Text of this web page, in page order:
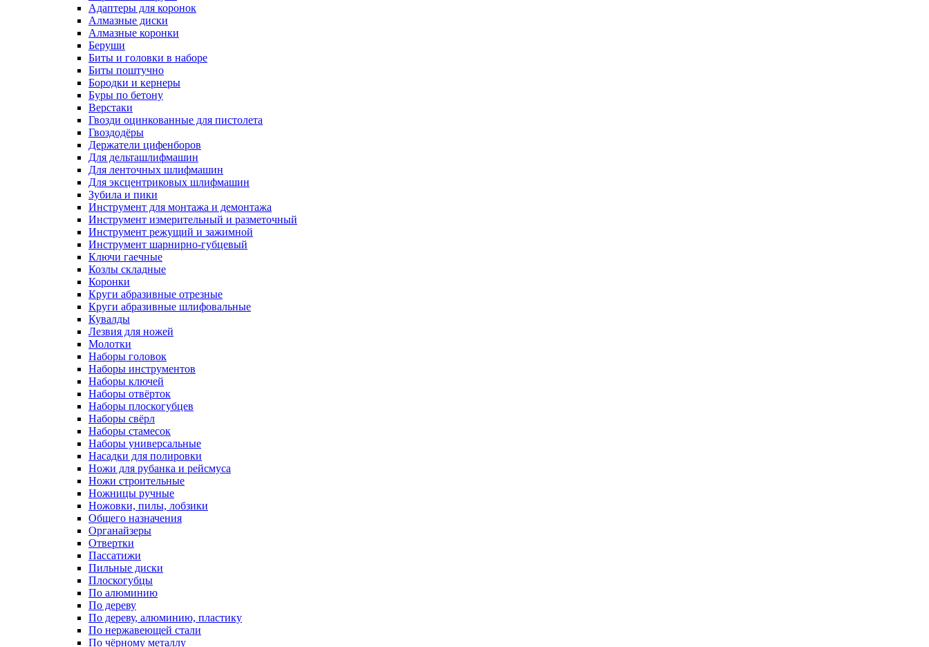
Адаптеры для коронок
Алмазные диски
Алмазные коронки
Беруши
Биты и головки в наборе
Биты поштучно
Бородки и кернеры
Буры по бетону
Верстаки
Гвозди оцинкованные для пистолета
Гвоздодёры
Держатели цифенборов
Для дельташлифмашин
Для ленточных шлифмашин
Для эксцентриковых шлифмашин
Зубила и пики
Инструмент для монтажа и демонтажа
Инструмент измерительный и разметочный
Инструмент режущий и зажимной
Инструмент шарнирно-губцевый
Ключи гаечные
Козлы складные
Коронки
Круги абразивные отрезные
Круги абразивные шлифовальные
Кувалды
Лезвия для ножей
Молотки
Наборы головок
Наборы инструментов
Наборы ключей
Наборы отвёрток
Наборы плоскогубцев
Наборы свёрл
Наборы стамесок
Наборы универсальные
Насадки для полировки
Ножи для рубанка и рейсмуса
Ножи строительные
Ножницы ручные
Ножовки, пилы, лобзики
Общего назначения
Органайзеры
Отвертки
Пассатижи
Пильные диски
Плоскогубцы
По алюминию
По дереву
По дереву, алюминию, пластику
По нержавеющей стали
По чёрному металлу